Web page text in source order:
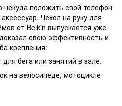
положить свой телефон
Чехол на руку для
от Belkin выпускается уже
свою эффективность и
крепления:
бега или занятий в зале.
на велосипеде, мотоцикле